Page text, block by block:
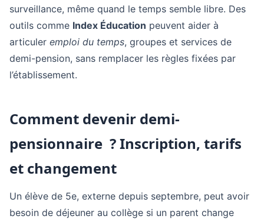
surveillance, même quand le temps semble libre. Des
outils comme Index Éducation peuvent aider à
articuler emploi du temps, groupes et services de
demi-pension, sans remplacer les règles fixées par
l’établissement.
Comment devenir demi-
pensionnaire ? Inscription, tarifs
et changement
Un élève de 5e, externe depuis septembre, peut avoir
besoin de déjeuner au collège si un parent change